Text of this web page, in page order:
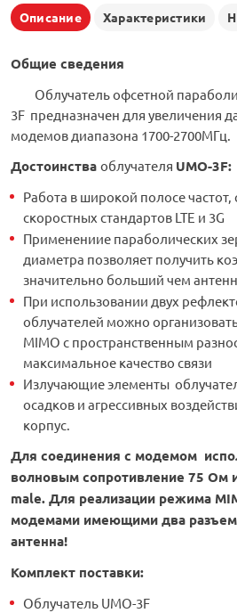
Описание Характеристики
Общие сведения
Облучатель офсетной
3F предназначен для увеличения
модемов диапазона 1700-2700МГц.
Достоинства облучателя UMO-3F:
Работа в широкой полосе
скоростных стандартов LTE и 3G
Применениие параболических
диаметра позволяет получить
значительно больший чем
При использовании двух
облучателей можно
MIMO с пространственным
максимальное качество связи
Излучающие элементы
осадков и агрессивных
корпус.
Для соединения с модемом
волновым сопротивление 75 Ом
male. Для реализации режима
модемами имеющими два
антенна!
Комплект поставки:
Облучатель UMO-3F